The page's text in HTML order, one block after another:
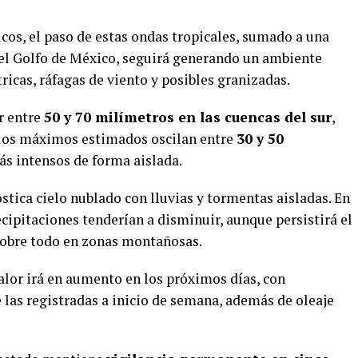
el paso de estas ondas tropicales, sumado a una
Golfo de México, seguirá generando un ambiente
ráfagas de viento y posibles granizadas.
entre 50 y 70 milímetros en las cuencas del sur,
máximos estimados oscilan entre 30 y 50
intensos de forma aislada.
cielo nublado con lluvias y tormentas aisladas. En
tenderían a disminuir, aunque persistirá el
todo en zonas montañosas.
irá en aumento en los próximos días, con
registradas a inicio de semana, además de oleaje